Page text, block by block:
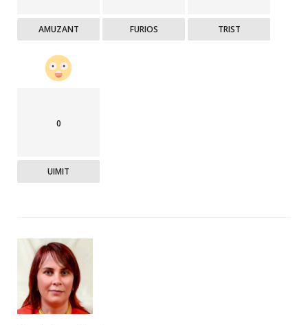
AMUZANT FURIOS TRIST
0
UIMIT